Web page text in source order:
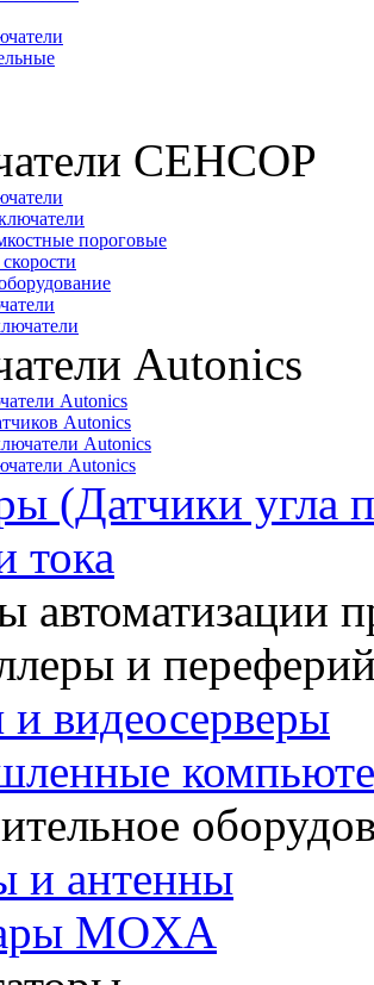
СЕНСОР
пороговые
Autonics
Autonics
Autonics
Autonics
Autonics
(Датчики угла
тока
автоматизации
и
видеосерверы
и антенны
MOXA